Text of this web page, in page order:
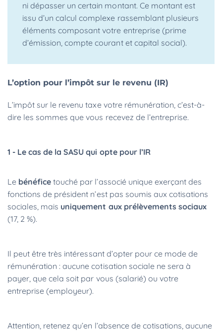
ni dépasser un certain montant. Ce montant est
issu d’un calcul complexe rassemblant plusieurs
éléments composant votre entreprise (prime
d’émission, compte courant et capital social).
L’option pour l’impôt sur le revenu (IR)
L’impôt sur le revenu taxe votre rémunération, c’est-à-
dire les sommes que vous recevez de l’entreprise.
1 - Le cas de la SASU qui opte pour l’IR
Le bénéfice touché par l’associé unique exerçant des
fonctions de président n’est pas soumis aux cotisations
sociales, mais uniquement aux prélèvements sociaux
(17, 2 %).
Il peut être très intéressant d’opter pour ce mode de
rémunération : aucune cotisation sociale ne sera à
payer, que cela soit par vous (salarié) ou votre
entreprise (employeur).
Attention, retenez qu’en l’absence de cotisations, aucune